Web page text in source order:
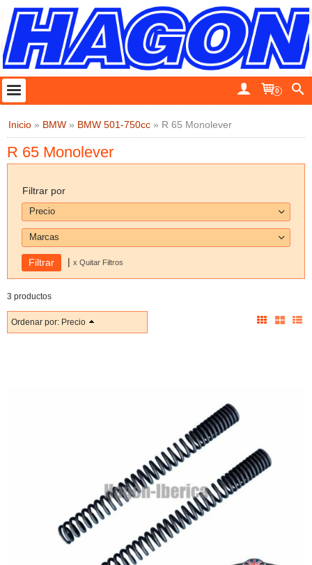
0
Inicio » BMW » BMW 501-750cc » R 65 Monolever
R 65 Monolever
Filtrar por
Precio
Marcas
| x Quitar Filtros
3 productos
Ordenar por: Precio